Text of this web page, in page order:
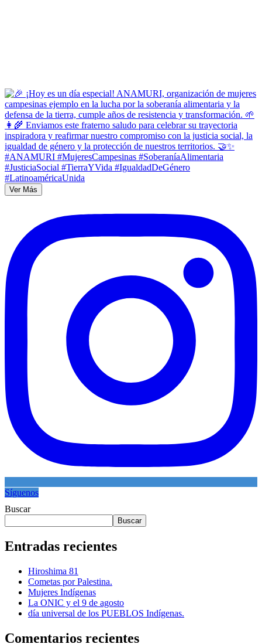
Ver Más
Síguenos
Buscar
Buscar
Entradas recientes
Hiroshima 81
Cometas por Palestina.
Mujeres Indígenas
La ONIC y el 9 de agosto
día universal de los PUEBLOS Indígenas.
Comentarios recientes